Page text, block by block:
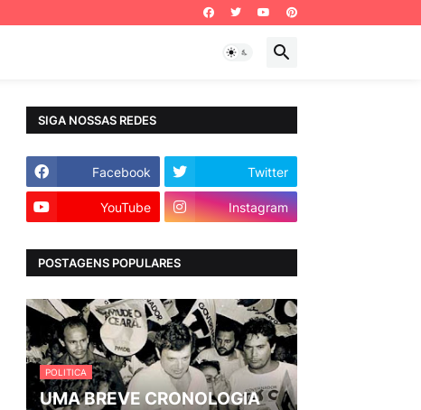
SIGA NOSSAS REDES
Facebook Twitter
YouTube Instagram
POSTAGENS POPULARES
POLITICA
UMA BREVE CRONOLOGIA